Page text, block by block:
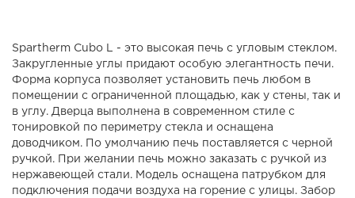
Spartherm Cubo L - это высокая печь с угловым стеклом.
Закругленные углы придают особую элегантность печи.
Форма корпуса позволяет установить печь любом в
помещении с ограниченной площадью, как у стены, так и
в углу. Дверца выполнена в современном стиле с
тонировкой по периметру стекла и оснащена
доводчиком. По умолчанию печь поставляется с черной
ручкой. При желании печь можно заказать с ручкой из
нержавеющей стали. Модель оснащена патрубком для
подключения подачи воздуха на горение с улицы. Забор